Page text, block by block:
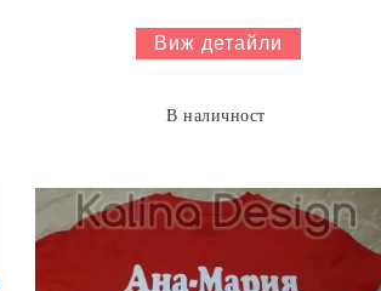
Виж детайли
В наличност